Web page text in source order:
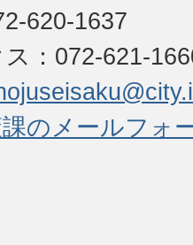
620-1637
：072-621-
のメールフォ